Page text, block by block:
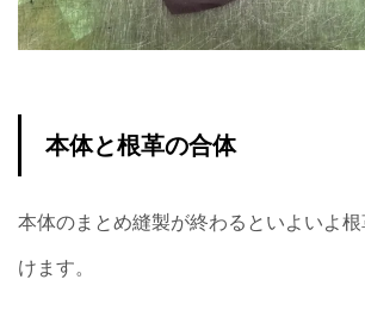
本体と根革の合体
本体のまとめ縫製が終わるといよいよ
けます。